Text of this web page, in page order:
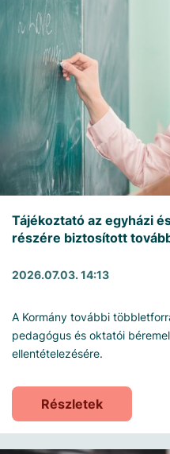
Tájékoztató az egyházi
részére biztosított
2026.07.03. 14:13
A Kormány további
pedagógus és oktatói
ellentételezésére.
Részletek